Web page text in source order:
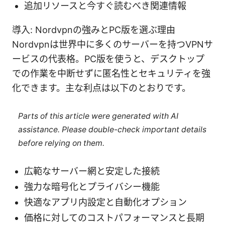
追加リソースと今すぐ読むべき関連情報
導入: Nordvpnの強みとPC版を選ぶ理由
Nordvpnは世界中に多くのサーバーを持つVPNサ
ービスの代表格。PC版を使うと、デスクトップ
での作業を中断せずに匿名性とセキュリティを強
化できます。主な利点は以下のとおりです。
Parts of this article were generated with AI
assistance. Please double-check important details
before relying on them.
広範なサーバー網と安定した接続
強力な暗号化とプライバシー機能
快適なアプリ内設定と自動化オプション
価格に対してのコストパフォーマンスと長期